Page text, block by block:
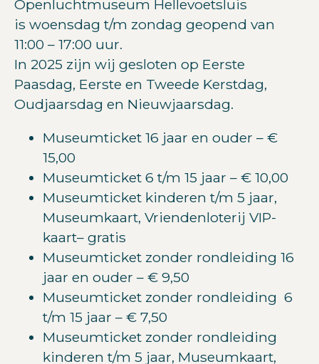
Openluchtmuseum Hellevoetsluis
is woensdag t/m zondag geopend van
11:00 – 17:00 uur.
In 2025 zijn wij gesloten op Eerste
Paasdag, Eerste en Tweede Kerstdag,
Oudjaarsdag en Nieuwjaarsdag.
Museumticket 16 jaar en ouder – €
15,00
Museumticket 6 t/m 15 jaar – € 10,00
Museumticket kinderen t/m 5 jaar,
Museumkaart, Vriendenloterij VIP-
kaart– gratis
Museumticket zonder rondleiding 16
jaar en ouder – € 9,50
Museumticket zonder rondleiding 6
t/m 15 jaar – € 7,50
Museumticket zonder rondleiding
kinderen t/m 5 jaar, Museumkaart,